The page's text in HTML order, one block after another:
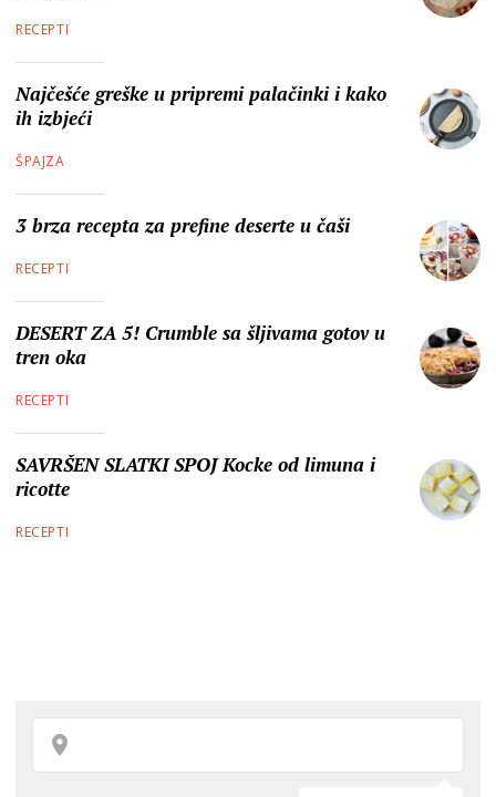
RECEPTI
Najčešće greške u pripremi palačinki i kako
ih izbjeći
ŠPAJZA
3 brza recepta za prefine deserte u čaši
RECEPTI
DESERT ZA 5! Crumble sa šljivama gotov u
tren oka
RECEPTI
SAVRŠEN SLATKI SPOJ Kocke od limuna i
ricotte
RECEPTI